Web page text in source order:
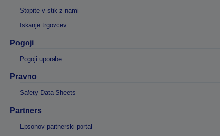
Stopite v stik z nami
Iskanje trgovcev
Pogoji
Pogoji uporabe
Pravno
Safety Data Sheets
Partners
Epsonov partnerski portal